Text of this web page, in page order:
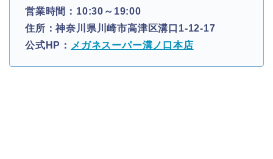
営業時間：10:30～19:00
住所：神奈川県川崎市高津区溝口1-12-17
公式HP： メガネスーパー溝ノ口本店